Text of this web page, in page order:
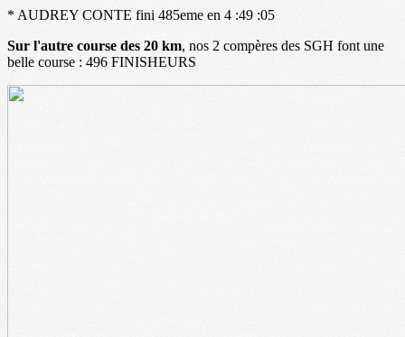
* AUDREY CONTE fini 485eme en 4 :49 :05
Sur l'autre course des 20 km, nos 2 compères des SGH font une
belle course : 496 FINISHEURS